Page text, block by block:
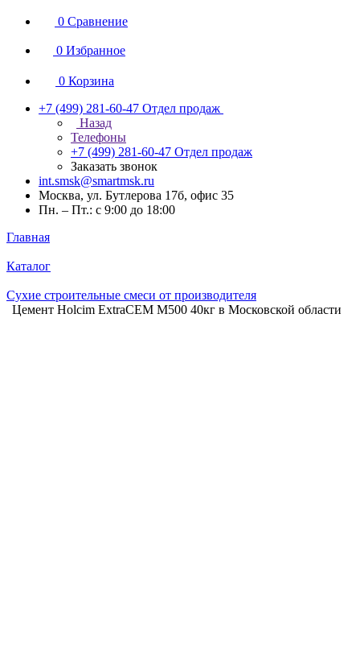
0 Сравнение
0 Избранное
0 Корзина
+7 (499) 281-60-47 Отдел продаж
Назад
Телефоны
+7 (499) 281-60-47 Отдел продаж
Заказать звонок
int.smsk@smartmsk.ru
Москва, ул. Бутлерова 17б, офис 35
Пн. – Пт.: с 9:00 до 18:00
Главная
Каталог
Сухие строительные смеси от производителя
Цемент Holcim ExtraCEM М500 40кг в Московской области